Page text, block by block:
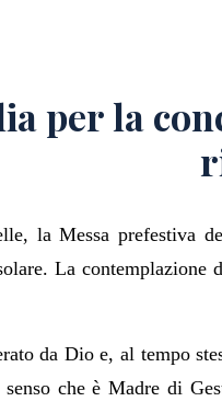
per la
la Messa prefestiva
La
da Dio e, al tempo
che è Madre di